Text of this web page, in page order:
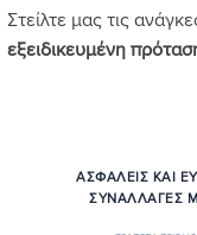
Στείλτε μας τις
εξειδικευμένη
ΑΣΦΑΛΕΙΣ ΚΑΙ
ΣΥΝΑΛΛΑΓΕΣ